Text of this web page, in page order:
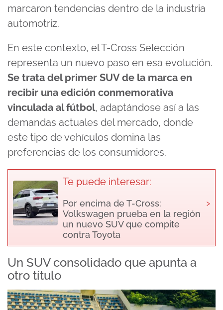
marcaron tendencias dentro de la industria
automotriz.
En este contexto, el T-Cross Selección
representa un nuevo paso en esa evolución.
Se trata del primer SUV de la marca en
recibir una edición conmemorativa
vinculada al fútbol, adaptándose así a las
demandas actuales del mercado, donde
este tipo de vehículos domina las
preferencias de los consumidores.
Te puede interesar:
Por encima de T-Cross:
Volkswagen prueba en la región
un nuevo SUV que compite
contra Toyota
›
Un SUV consolidado que apunta a
otro título